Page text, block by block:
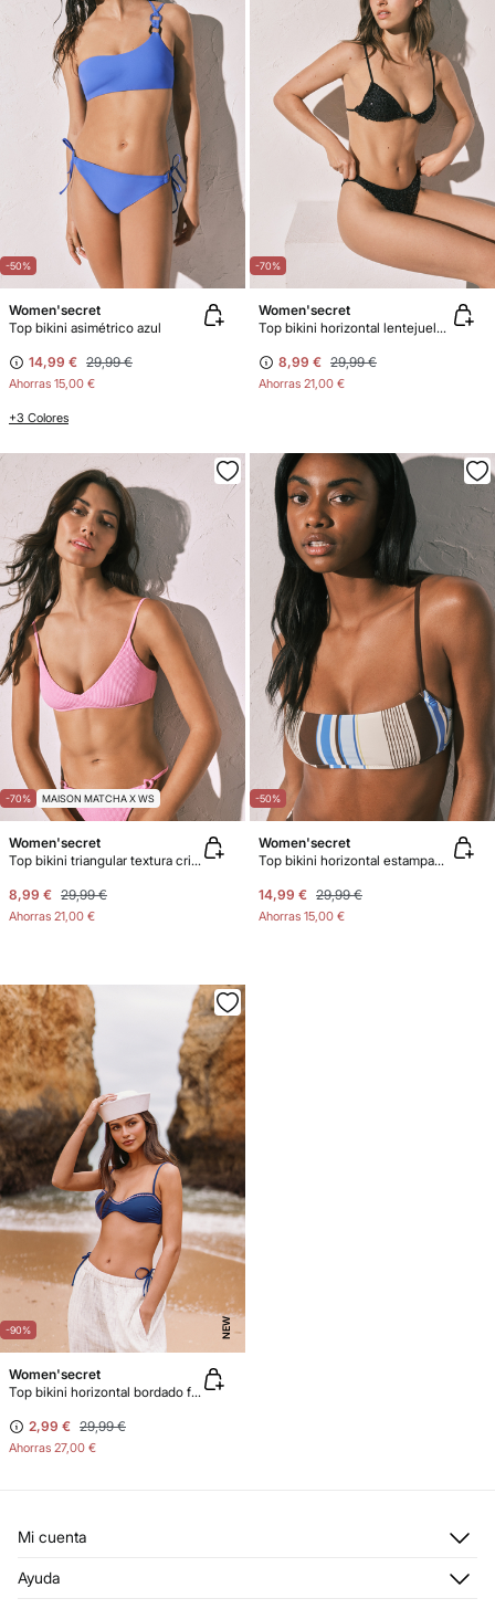
-50%
Women'secret
Top bikini asimétrico azul
14,99 € 29,99 €
Ahorras 15,00 €
+3 Colores
-70%
Women'secret
Top bikini horizontal lentejuelas negro
8,99 € 29,99 €
Ahorras 21,00 €
-70% MAISON MATCHA X WS
Women'secret
Top bikini triangular textura crinkle rosa
8,99 € 29,99 €
Ahorras 21,00 €
-50%
Women'secret
Top bikini horizontal estampado rayas
14,99 € 29,99 €
Ahorras 15,00 €
-90% NEW
Women'secret
Top bikini horizontal bordado flores
2,99 € 29,99 €
Ahorras 27,00 €
Mi cuenta
Registrarme
Ayuda